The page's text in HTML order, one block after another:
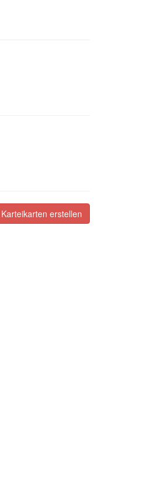
Karteikarten erstellen